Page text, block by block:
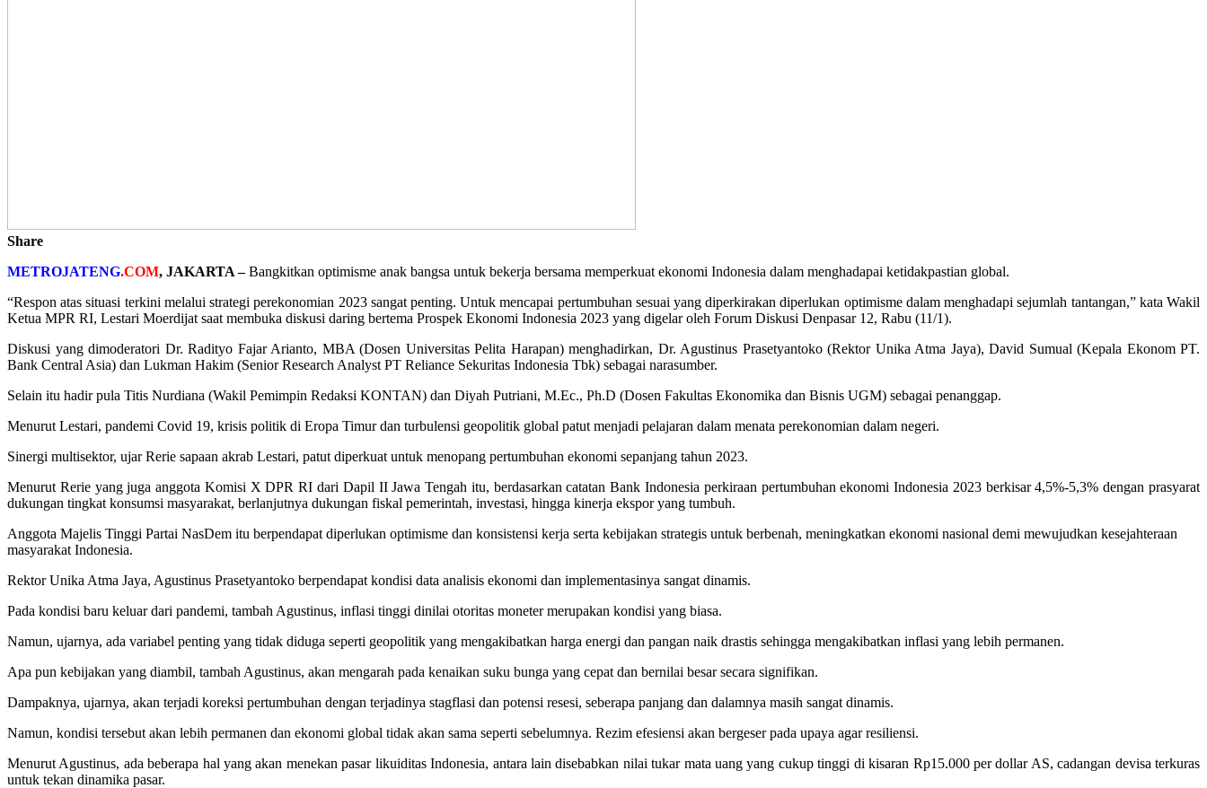
Share
METROJATENG.COM, JAKARTA –Bangkitkan optimisme anak bangsa untuk bekerja bersama memperkuat ekonomi Indonesia dalam menghadapai ketidakpastian global.
“Respon atas situasi terkini melalui strategi perekonomian 2023 sangat penting. Untuk mencapai pertumbuhan sesuai yang diperkirakan diperlukan optimisme dalam menghadapi sejumlah tantangan,” kata Wakil
Ketua MPR RI, Lestari Moerdijat saat membuka diskusi daring bertema Prospek Ekonomi Indonesia 2023 yang digelar oleh Forum Diskusi Denpasar 12, Rabu (11/1).
Diskusi yang dimoderatori Dr. Radityo Fajar Arianto, MBA (Dosen Universitas Pelita Harapan) menghadirkan, Dr. Agustinus Prasetyantoko (Rektor Unika Atma Jaya), David Sumual (Kepala Ekonom PT.
Bank Central Asia) dan Lukman Hakim (Senior Research Analyst PT Reliance Sekuritas Indonesia Tbk) sebagai narasumber.
Selain itu hadir pula Titis Nurdiana (Wakil Pemimpin Redaksi KONTAN) dan Diyah Putriani, M.Ec., Ph.D (Dosen Fakultas Ekonomika dan Bisnis UGM) sebagai penanggap.
Menurut Lestari, pandemi Covid 19, krisis politik di Eropa Timur dan turbulensi geopolitik global patut menjadi pelajaran dalam menata perekonomian dalam negeri.
Sinergi multisektor, ujar Rerie sapaan akrab Lestari, patut diperkuat untuk menopang pertumbuhan ekonomi sepanjang tahun 2023.
Menurut Rerie yang juga anggota Komisi X DPR RI dari Dapil II Jawa Tengah itu, berdasarkan catatan Bank Indonesia perkiraan pertumbuhan ekonomi Indonesia 2023 berkisar 4,5%-5,3% dengan prasyarat
dukungan tingkat konsumsi masyarakat, berlanjutnya dukungan fiskal pemerintah, investasi, hingga kinerja ekspor yang tumbuh.
Anggota Majelis Tinggi Partai NasDem itu berpendapat diperlukan optimisme dan konsistensi kerja serta kebijakan strategis untuk berbenah, meningkatkan ekonomi nasional demi mewujudkan kesejahteraan
masyarakat Indonesia.
Rektor Unika Atma Jaya, Agustinus Prasetyantoko berpendapat kondisi data analisis ekonomi dan implementasinya sangat dinamis.
Pada kondisi baru keluar dari pandemi, tambah Agustinus, inflasi tinggi dinilai otoritas moneter merupakan kondisi yang biasa.
Namun, ujarnya, ada variabel penting yang tidak diduga seperti geopolitik yang mengakibatkan harga energi dan pangan naik drastis sehingga mengakibatkan inflasi yang lebih permanen.
Apa pun kebijakan yang diambil, tambah Agustinus, akan mengarah pada kenaikan suku bunga yang cepat dan bernilai besar secara signifikan.
Dampaknya, ujarnya, akan terjadi koreksi pertumbuhan dengan terjadinya stagflasi dan potensi resesi, seberapa panjang dan dalamnya masih sangat dinamis.
Namun, kondisi tersebut akan lebih permanen dan ekonomi global tidak akan sama seperti sebelumnya. Rezim efesiensi akan bergeser pada upaya agar resiliensi.
Menurut Agustinus, ada beberapa hal yang akan menekan pasar likuiditas Indonesia, antara lain disebabkan nilai tukar mata uang yang cukup tinggi di kisaran Rp15.000 per dollar AS, cadangan devisa terkuras
untuk tekan dinamika pasar.